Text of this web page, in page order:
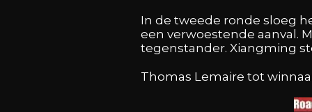
In de tweede ronde sloeg
een verwoestende aanval.
tegenstander. Xiangming
Thomas Lemaire tot